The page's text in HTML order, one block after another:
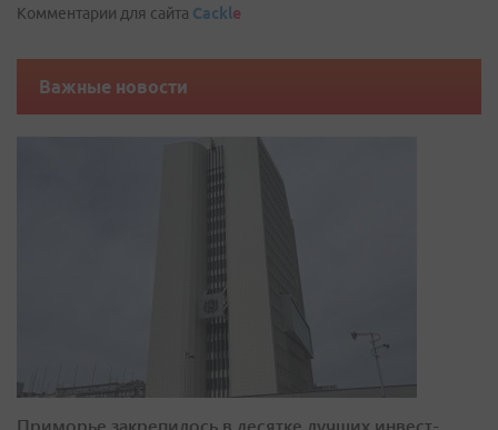
Комментарии для сайта Cackle
Важные новости
Приморье закрепилось в десятке лучших инвест-